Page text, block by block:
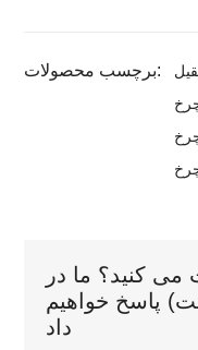
برچسب محصولات:
می کنید؟ ما در
(ظرف 12 ساعت) پاسخ خواهیم
داد